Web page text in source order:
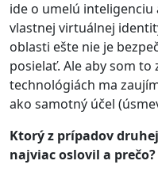
ide o umelú
vlastnej virtuálnej
oblasti ešte nie je
posielať. Ale aby som
technológiách ma
ako samotný účel
Ktorý z prípadov
najviac oslovil a prečo?